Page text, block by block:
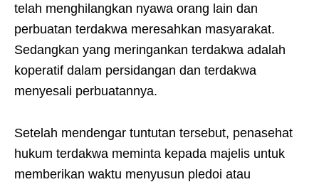
telah menghilangkan nyawa orang lain dan
perbuatan terdakwa meresahkan masyarakat.
Sedangkan yang meringankan terdakwa adalah
koperatif dalam persidangan dan terdakwa
menyesali perbuatannya.
Setelah mendengar tuntutan tersebut, penasehat
hukum terdakwa meminta kepada majelis untuk
memberikan waktu menyusun pledoi atau